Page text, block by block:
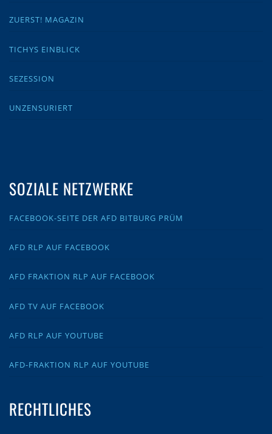
ZUERST! MAGAZIN
TICHYS EINBLICK
SEZESSION
UNZENSURIERT
SOZIALE NETZWERKE
FACEBOOK-SEITE DER AFD BITBURG PRÜM
AFD RLP AUF FACEBOOK
AFD FRAKTION RLP AUF FACEBOOK
AFD TV AUF FACEBOOK
AFD RLP AUF YOUTUBE
AFD-FRAKTION RLP AUF YOUTUBE
RECHTLICHES